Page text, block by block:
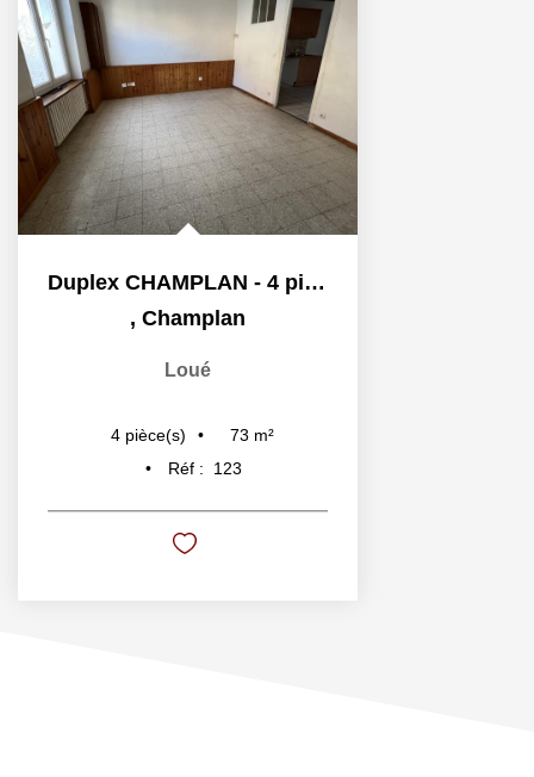
Duplex CHAMPLAN - 4 pièce(s) - 72.52 m2
, Champlan
Loué
4 pièce(s) 73 m²
Réf :
123